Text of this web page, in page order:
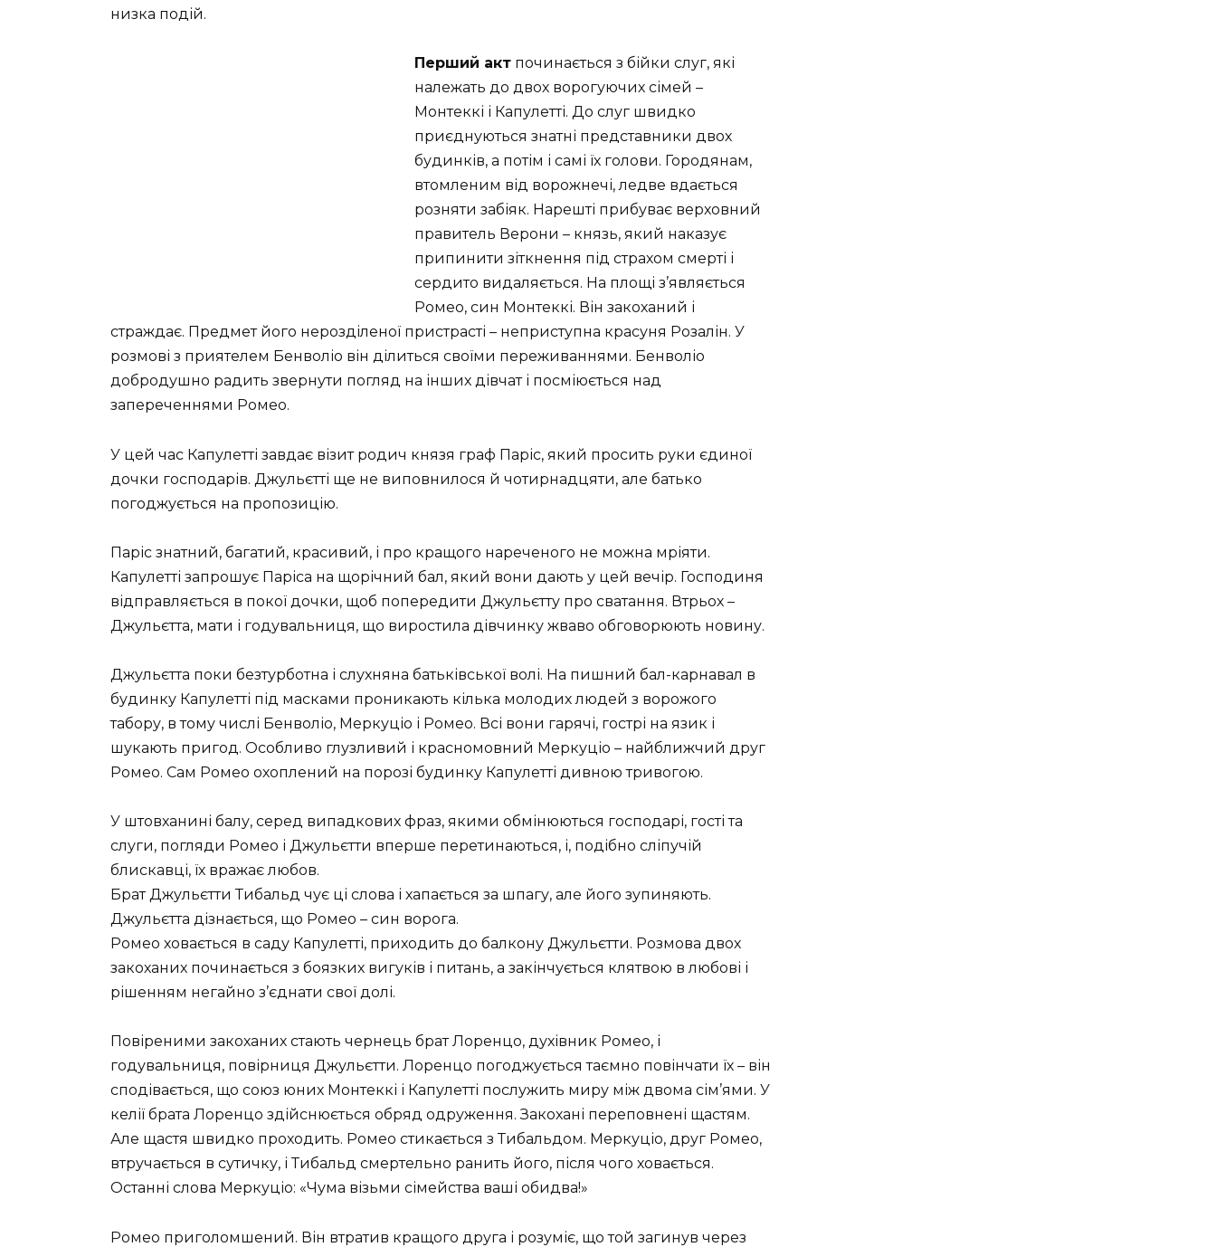
низка подій.
Перший акт починається з бійки слуг, які
належать до двох ворогуючих сімей –
Монтеккі і Капулетті. До слуг швидко
приєднуються знатні представники двох
будинків, а потім і самі їх голови. Городянам,
втомленим від ворожнечі, ледве вдається
розняти забіяк. Нарешті прибуває верховний
правитель Верони – князь, який наказує
припинити зіткнення під страхом смерті і
сердито видаляється. На площі з’являється
Ромео, син Монтеккі. Він закоханий і
страждає. Предмет його нерозділеної пристрасті – неприступна красуня Розалін. У
розмові з приятелем Бенволіо він ділиться своїми переживаннями. Бенволіо
добродушно радить звернути погляд на інших дівчат і посміюється над
запереченнями Ромео.
У цей час Капулетті завдає візит родич князя граф Паріс, який просить руки єдиної
дочки господарів. Джульєтті ще не виповнилося й чотирнадцяти, але батько
погоджується на пропозицію.
Паріс знатний, багатий, красивий, і про кращого нареченого не можна мріяти.
Капулетті запрошує Паріса на щорічний бал, який вони дають у цей вечір. Господиня
відправляється в покої дочки, щоб попередити Джульєтту про сватання. Втрьох –
Джульєтта, мати і годувальниця, що виростила дівчинку жваво обговорюють новину.
Джульєтта поки безтурботна і слухняна батьківської волі. На пишний бал-карнавал в
будинку Капулетті під масками проникають кілька молодих людей з ворожого
табору, в тому числі Бенволіо, Меркуціо і Ромео. Всі вони гарячі, гострі на язик і
шукають пригод. Особливо глузливий і красномовний Меркуціо – найближчий друг
Ромео. Сам Ромео охоплений на порозі будинку Капулетті дивною тривогою.
У штовханині балу, серед випадкових фраз, якими обмінюються господарі, гості та
слуги, погляди Ромео і Джульєтти вперше перетинаються, і, подібно сліпучій
блискавці, їх вражає любов.
Брат Джульєтти Тибальд чує ці слова і хапається за шпагу, але його зупиняють.
Джульєтта дізнається, що Ромео – син ворога.
Ромео ховається в саду Капулетті, приходить до балкону Джульєтти. Розмова двох
закоханих починається з боязких вигуків і питань, а закінчується клятвою в любові і
рішенням негайно з’єднати свої долі.
Повіреними закоханих стають чернець брат Лоренцо, духівник Ромео, і
годувальниця, повірниця Джульєтти. Лоренцо погоджується таємно повінчати їх – він
сподівається, що союз юних Монтеккі і Капулетті послужить миру між двома сім’ями. У
келії брата Лоренцо здійснюється обряд одруження. Закохані переповнені щастям.
Але щастя швидко проходить. Ромео стикається з Тибальдом. Меркуціо, друг Ромео,
втручається в сутичку, і Тибальд смертельно ранить його, після чого ховається.
Останні слова Меркуціо: «Чума візьми сімейства ваші обидва!»
Ромео приголомшений. Він втратив кращого друга і розуміє, що той загинув через